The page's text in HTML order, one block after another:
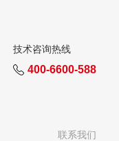
技术咨询热线
400-6600-588
联系我们